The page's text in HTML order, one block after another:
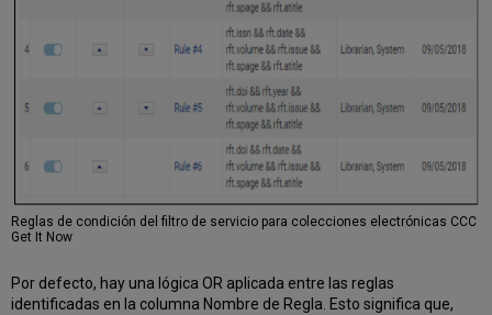
Reglas de condición del filtro de servicio para colecciones electrónicas CCC
Get It Now
Por defecto, hay una lógica OR aplicada entre las reglas
identificadas en la columna Nombre de Regla. Esto significa que,